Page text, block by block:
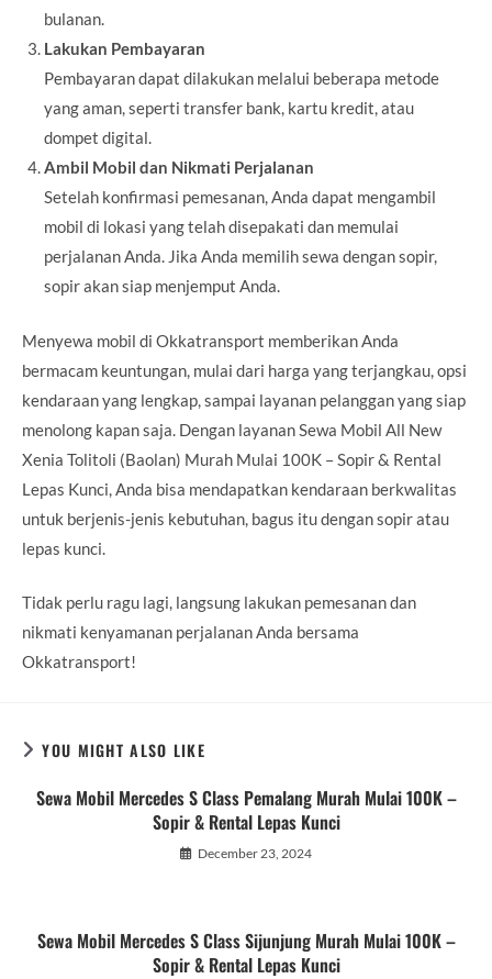
bulanan.
Lakukan Pembayaran
Pembayaran dapat dilakukan melalui beberapa metode
yang aman, seperti transfer bank, kartu kredit, atau
dompet digital.
Ambil Mobil dan Nikmati Perjalanan
Setelah konfirmasi pemesanan, Anda dapat mengambil
mobil di lokasi yang telah disepakati dan memulai
perjalanan Anda. Jika Anda memilih sewa dengan sopir,
sopir akan siap menjemput Anda.
Menyewa mobil di Okkatransport memberikan Anda
bermacam keuntungan, mulai dari harga yang terjangkau, opsi
kendaraan yang lengkap, sampai layanan pelanggan yang siap
menolong kapan saja. Dengan layanan Sewa Mobil All New
Xenia Tolitoli (Baolan) Murah Mulai 100K – Sopir & Rental
Lepas Kunci, Anda bisa mendapatkan kendaraan berkwalitas
untuk berjenis-jenis kebutuhan, bagus itu dengan sopir atau
lepas kunci.
Tidak perlu ragu lagi, langsung lakukan pemesanan dan
nikmati kenyamanan perjalanan Anda bersama
Okkatransport!
YOU MIGHT ALSO LIKE
Sewa Mobil Mercedes S Class Pemalang Murah Mulai 100K –
Sopir & Rental Lepas Kunci
December 23, 2024
Sewa Mobil Mercedes S Class Sijunjung Murah Mulai 100K –
Sopir & Rental Lepas Kunci